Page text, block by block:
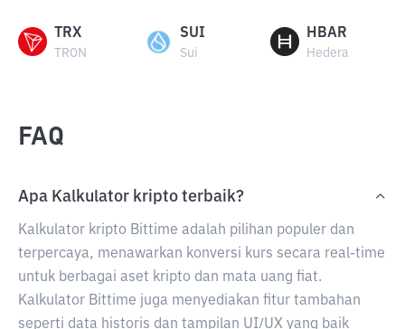
TRX
TRON
SUI
Sui
HBAR
Hedera
FAQ
Apa Kalkulator kripto terbaik?
Kalkulator kripto Bittime adalah pilihan populer dan
terpercaya, menawarkan konversi kurs secara real-time
untuk berbagai aset kripto dan mata uang fiat.
Kalkulator Bittime juga menyediakan fitur tambahan
seperti data historis dan tampilan UI/UX yang baik